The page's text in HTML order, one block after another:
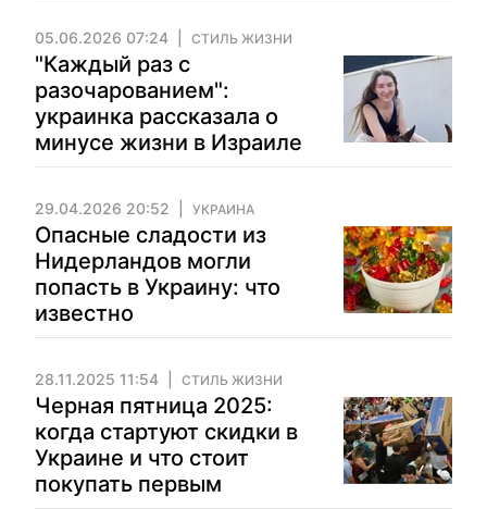
05.06.2026 07:24 СТИЛЬ ЖИЗНИ
"Каждый раз с
разочарованием":
украинка рассказала о
минусе жизни в Израиле
29.04.2026 20:52 УКРАИНА
Опасные сладости из
Нидерландов могли
попасть в Украину: что
известно
28.11.2025 11:54 СТИЛЬ ЖИЗНИ
Черная пятница 2025:
когда стартуют скидки в
Украине и что стоит
покупать первым